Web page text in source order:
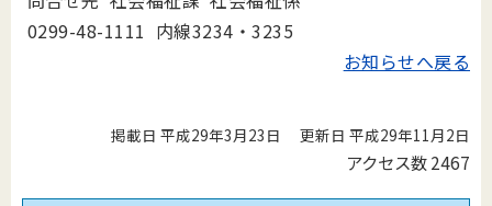
0299-48-1111 内線3234・3235
お知らせへ戻る
掲載日 平成29年3月23日 更新日 平成29年11月2日
アクセス数2467